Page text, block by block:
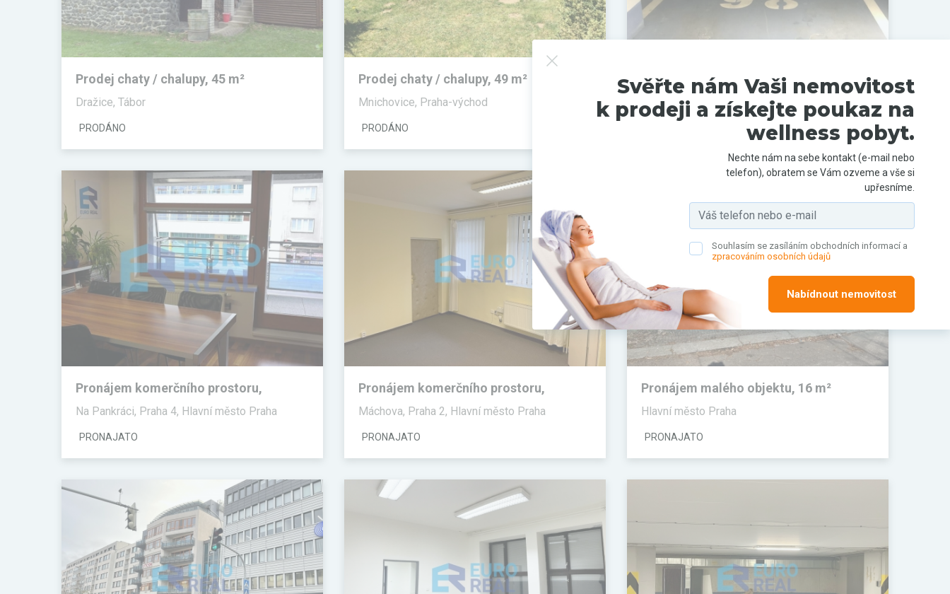
Prodej chaty / chalupy, 45 m²
Dražice, Tábor
PRODÁNO
Prodej chaty / chalupy, 49 m²
Mnichovice, Praha-východ
PRODÁNO
Pronájem malého objektu, 13 m²
Praha 4, Hlavní město Praha
Pronájem komerčního prostoru,
Na Pankráci, Praha 4, Hlavní město Praha
PRONAJATO
Pronájem komerčního prostoru,
Máchova, Praha 2, Hlavní město Praha
PRONAJATO
Pronájem malého objektu, 16 m²
Hlavní město Praha
PRONAJATO
Svěřte nám Vaši nemovitost
k prodeji a získejte poukaz na
wellness pobyt.
Nechte nám na sebe kontakt (e-mail nebo
telefon), obratem se Vám ozveme a vše si
upřesníme.
Souhlasím se zasíláním obchodních informací a
zpracováním osobních údajů
Nabídnout nemovitost